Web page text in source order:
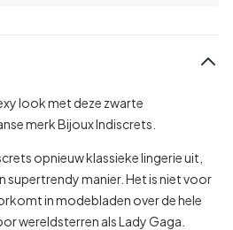
look met deze zwarte
merk Bijoux Indiscrets.
opnieuw klassieke lingerie uit,
supertrendy manier. Het is niet voor
in modebladen over de hele
wereldsterren als Lady Gaga.